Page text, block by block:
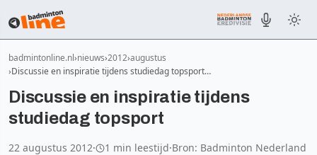
badmintonline.nl nieuws 2012 augustus
Discussie en inspiratie tijdens studiedag topsport…
Discussie en inspiratie tijdens
studiedag topsport
22 augustus 2012· 1 min leestijd·Bron: Badminton Nederland